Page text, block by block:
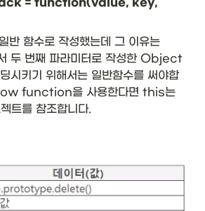
반 함수로 작성했는데 그 이유는
두 번째 파라미터로 작성한 Object
시키기 위해서는 일반함수를 써야합
function을 사용한다면 this는
트를 참조합니다.